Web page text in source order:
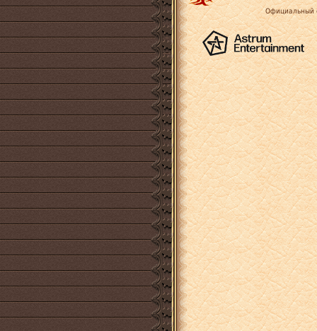
Официальный